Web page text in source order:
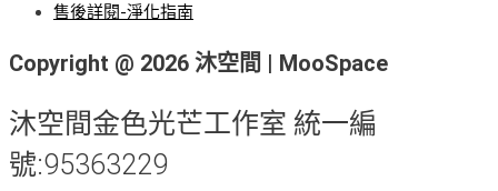
售後詳閱-淨化指南
Copyright @ 2026 沐空間 | MooSpace
沐空間金色光芒工作室 統一編
號:95363229